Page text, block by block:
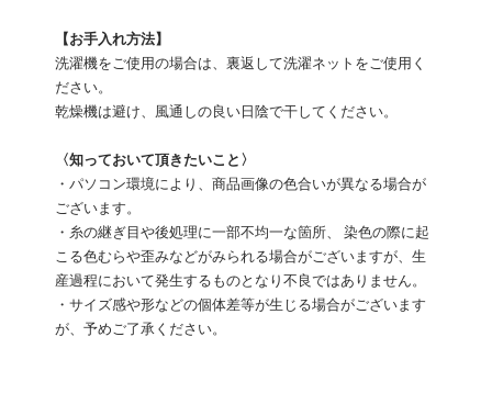
【お手入れ方法】
洗濯機をご使用の場合は、裏返して洗濯ネットをご使用く
ださい。
乾燥機は避け、風通しの良い日陰で干してください。
〈知っておいて頂きたいこと〉
・パソコン環境により、商品画像の色合いが異なる場合が
ございます。
・糸の継ぎ目や後処理に一部不均一な箇所、 染色の際に起
こる色むらや歪みなどがみられる場合がございますが、生
産過程において発生するものとなり不良ではありません。
・サイズ感や形などの個体差等が生じる場合がございます
が、予めご了承ください。